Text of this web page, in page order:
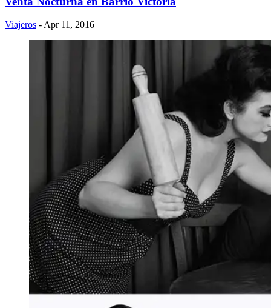
Viajeros - Apr 11, 2016